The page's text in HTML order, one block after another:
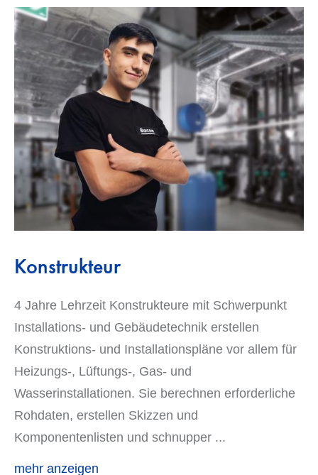
Konstrukteur
4 Jahre Lehrzeit Konstrukteure mit Schwerpunkt
Installations- und Gebäudetechnik erstellen
Konstruktions- und Installationspläne vor allem für
Heizungs-, Lüftungs-, Gas- und
Wasserinstallationen. Sie berechnen erforderliche
Rohdaten, erstellen Skizzen und
Komponentenlisten und schnupper ...
mehr anzeigen